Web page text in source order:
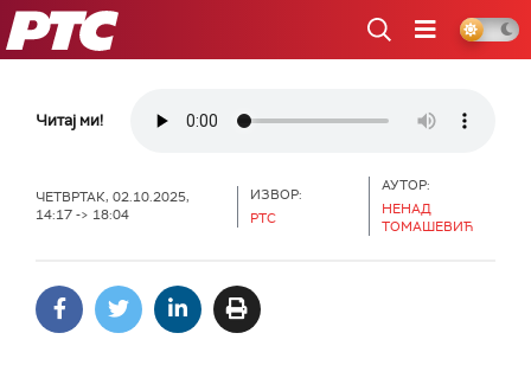
РТС
Читај ми!
ЧЕТВРТАК, 02.10.2025,
14:17 -> 18:04
ИЗВОР:
РТС
АУТОР:
НЕНАД
ТОМАШЕВИЋ